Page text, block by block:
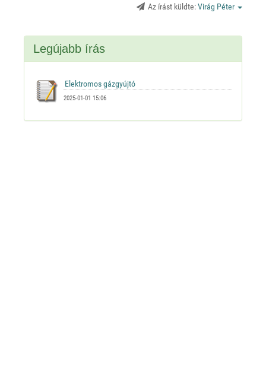
Az írást küldte:Virág Péter
Legújabb írás
2025-01-01 15:06